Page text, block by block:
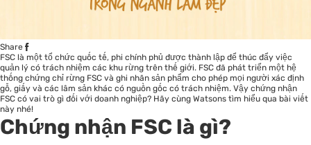
Share
FSC là một tổ chức quốc tế, phi chính phủ được thành lập để thúc đẩy việc
quản lý có trách nhiệm các khu rừng trên thế giới. FSC đã phát triển một hệ
thống chứng chỉ rừng FSC và ghi nhãn sản phẩm cho phép mọi người xác định
gỗ, giấy và các lâm sản khác có nguồn gốc có trách nhiệm. Vậy chứng nhận
FSC có vai trò gì đối với doanh nghiệp? Hãy cùng Watsons tìm hiểu qua bài viết
này nhé!
Chứng nhận FSC là gì?